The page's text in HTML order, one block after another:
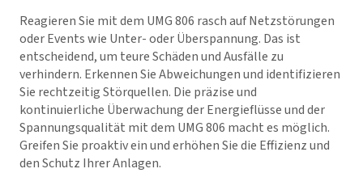
Reagieren Sie mit dem UMG 806 rasch auf Netzstörungen
oder Events wie Unter- oder Überspannung. Das ist
entscheidend, um teure Schäden und Ausfälle zu
verhindern. Erkennen Sie Abweichungen und identifizieren
Sie rechtzeitig Störquellen. Die präzise und
kontinuierliche Überwachung der Energieflüsse und der
Spannungsqualität mit dem UMG 806 macht es möglich.
Greifen Sie proaktiv ein und erhöhen Sie die Effizienz und
den Schutz Ihrer Anlagen.